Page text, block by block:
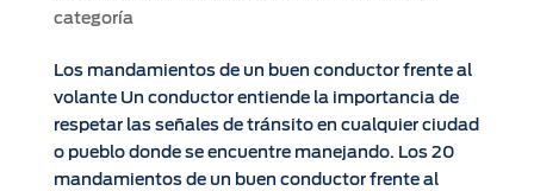
categoría
Los mandamientos de un buen conductor frente al
volante Un conductor entiende la importancia de
respetar las señales de tránsito en cualquier ciudad
o pueblo donde se encuentre manejando. Los 20
mandamientos de un buen conductor frente al